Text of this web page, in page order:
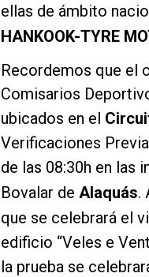
ellas de ámbito
HANKOOK-TYRE
Recordemos que el
Comisarios
ubicados en el
Verificaciones
de las 08:30h en las
Bovalar de Alaquás.
que se celebrará el
edificio “Veles e
la prueba se